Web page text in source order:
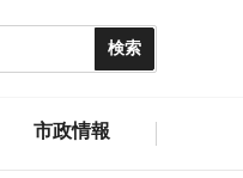
市政情報